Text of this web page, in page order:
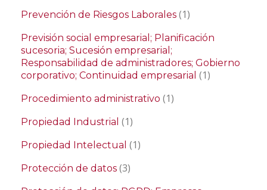
Prevención de Riesgos Laborales (1)
Previsión social empresarial; Planificación
sucesoria; Sucesión empresarial;
Responsabilidad de administradores; Gobierno
corporativo; Continuidad empresarial (1)
Procedimiento administrativo (1)
Propiedad Industrial (1)
Propiedad Intelectual (1)
Protección de datos (3)